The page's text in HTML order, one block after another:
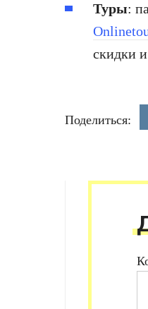
Туры:
скидки
Поделиться: